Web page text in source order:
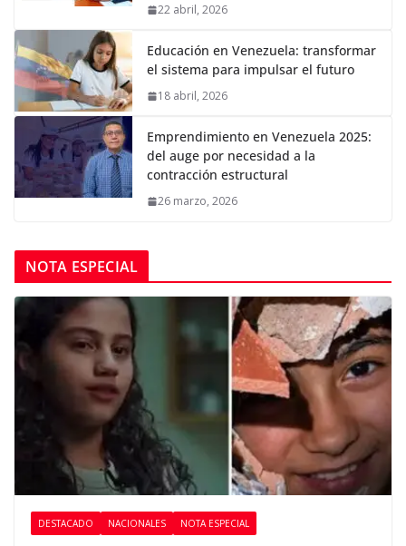
22 abril, 2026
Educación en Venezuela: transformar
el sistema para impulsar el futuro
18 abril, 2026
Emprendimiento en Venezuela 2025:
del auge por necesidad a la
contracción estructural
26 marzo, 2026
NOTA ESPECIAL
DESTACADO NACIONALES NOTA ESPECIAL